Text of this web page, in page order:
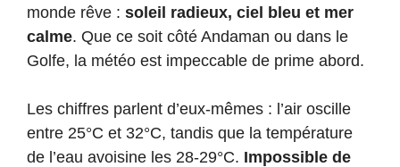
monde rêve : soleil radieux, ciel bleu et mer
calme. Que ce soit côté Andaman ou dans le
Golfe, la météo est impeccable de prime abord.
Les chiffres parlent d’eux-mêmes : l’air oscille
entre 25°C et 32°C, tandis que la température
de l’eau avoisine les 28-29°C. Impossible de